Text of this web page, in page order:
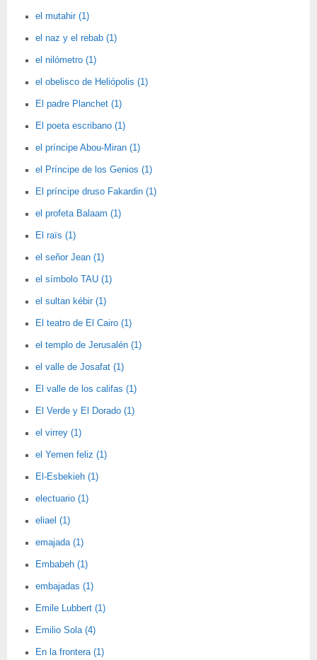
el mutahir (1)
el naz y el rebab (1)
el nilómetro (1)
el obelisco de Heliópolis (1)
El padre Planchet (1)
El poeta escribano (1)
el príncipe Abou-Miran (1)
el Príncipe de los Genios (1)
El príncipe druso Fakardin (1)
el profeta Balaam (1)
El raïs (1)
el señor Jean (1)
el símbolo TAU (1)
el sultan kébir (1)
El teatro de El Cairo (1)
el templo de Jerusalén (1)
el valle de Josafat (1)
El valle de los califas (1)
El Verde y El Dorado (1)
el virrey (1)
el Yemen feliz (1)
El-Esbekieh (1)
electuario (1)
eliael (1)
emajada (1)
Embabeh (1)
embajadas (1)
Emile Lubbert (1)
Emilio Sola (4)
En la frontera (1)